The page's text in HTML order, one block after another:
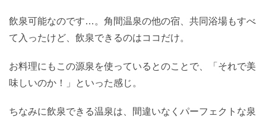
飲泉可能なのです…。角間温泉の他の宿、共同浴場もすべ
て入ったけど、飲泉できるのはココだけ。
お料理にもこの源泉を使っているとのことで、「それで美
味しいのか！」といった感じ。
ちなみに飲泉できる温泉は、間違いなくパーフェクトな泉